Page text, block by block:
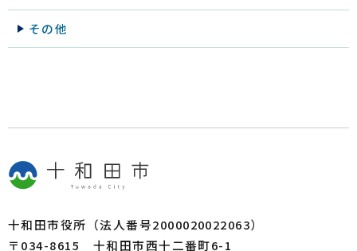
その他
十和田市役所（法人番号2000020022063）
〒034-8615 十和田市西十二番町6-1